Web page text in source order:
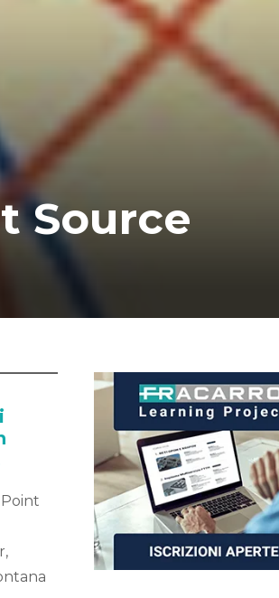
Source